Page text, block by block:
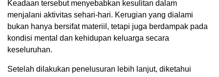
Keadaan tersebut menyebabkan kesulitan dalam
menjalani aktivitas sehari-hari. Kerugian yang dialami
bukan hanya bersifat materiil, tetapi juga berdampak pada
kondisi mental dan kehidupan keluarga secara
keseluruhan.
Setelah dilakukan penelusuran lebih lanjut, diketahui